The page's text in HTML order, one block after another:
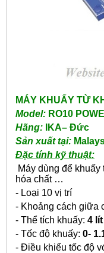
MÁY KHUẤY TỪ
Model: RO10
Hãng:
IKA– Đức
Sản xuất tại:
Đặc tính kỹ thuật:
Máy dùng để
hóa chất …
- Loại 10 vị trí
- Khoảng cách giữa
- Thể tích khuấy: 4
- Tốc độ khuấy: 0-
- Điều khiểu tốc độ